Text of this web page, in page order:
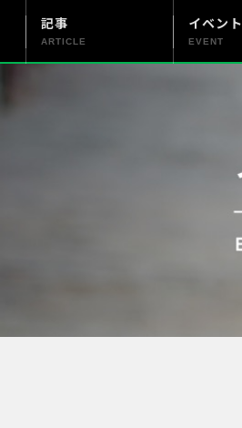
記事
ARTICLE
イベント
EVENT